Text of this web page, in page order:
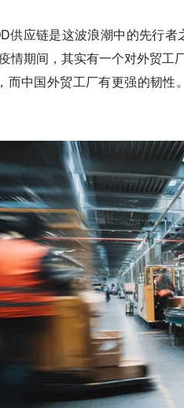
供应链是这波浪潮中的先行
情期间，其实有一个对外贸
而中国外贸工厂有更强的韧性